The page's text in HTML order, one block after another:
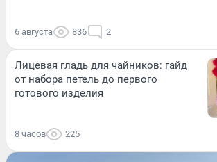
6 августа 836 2
Лицевая гладь для чайников: гайд
от набора петель до первого
готового изделия
8 часов 225